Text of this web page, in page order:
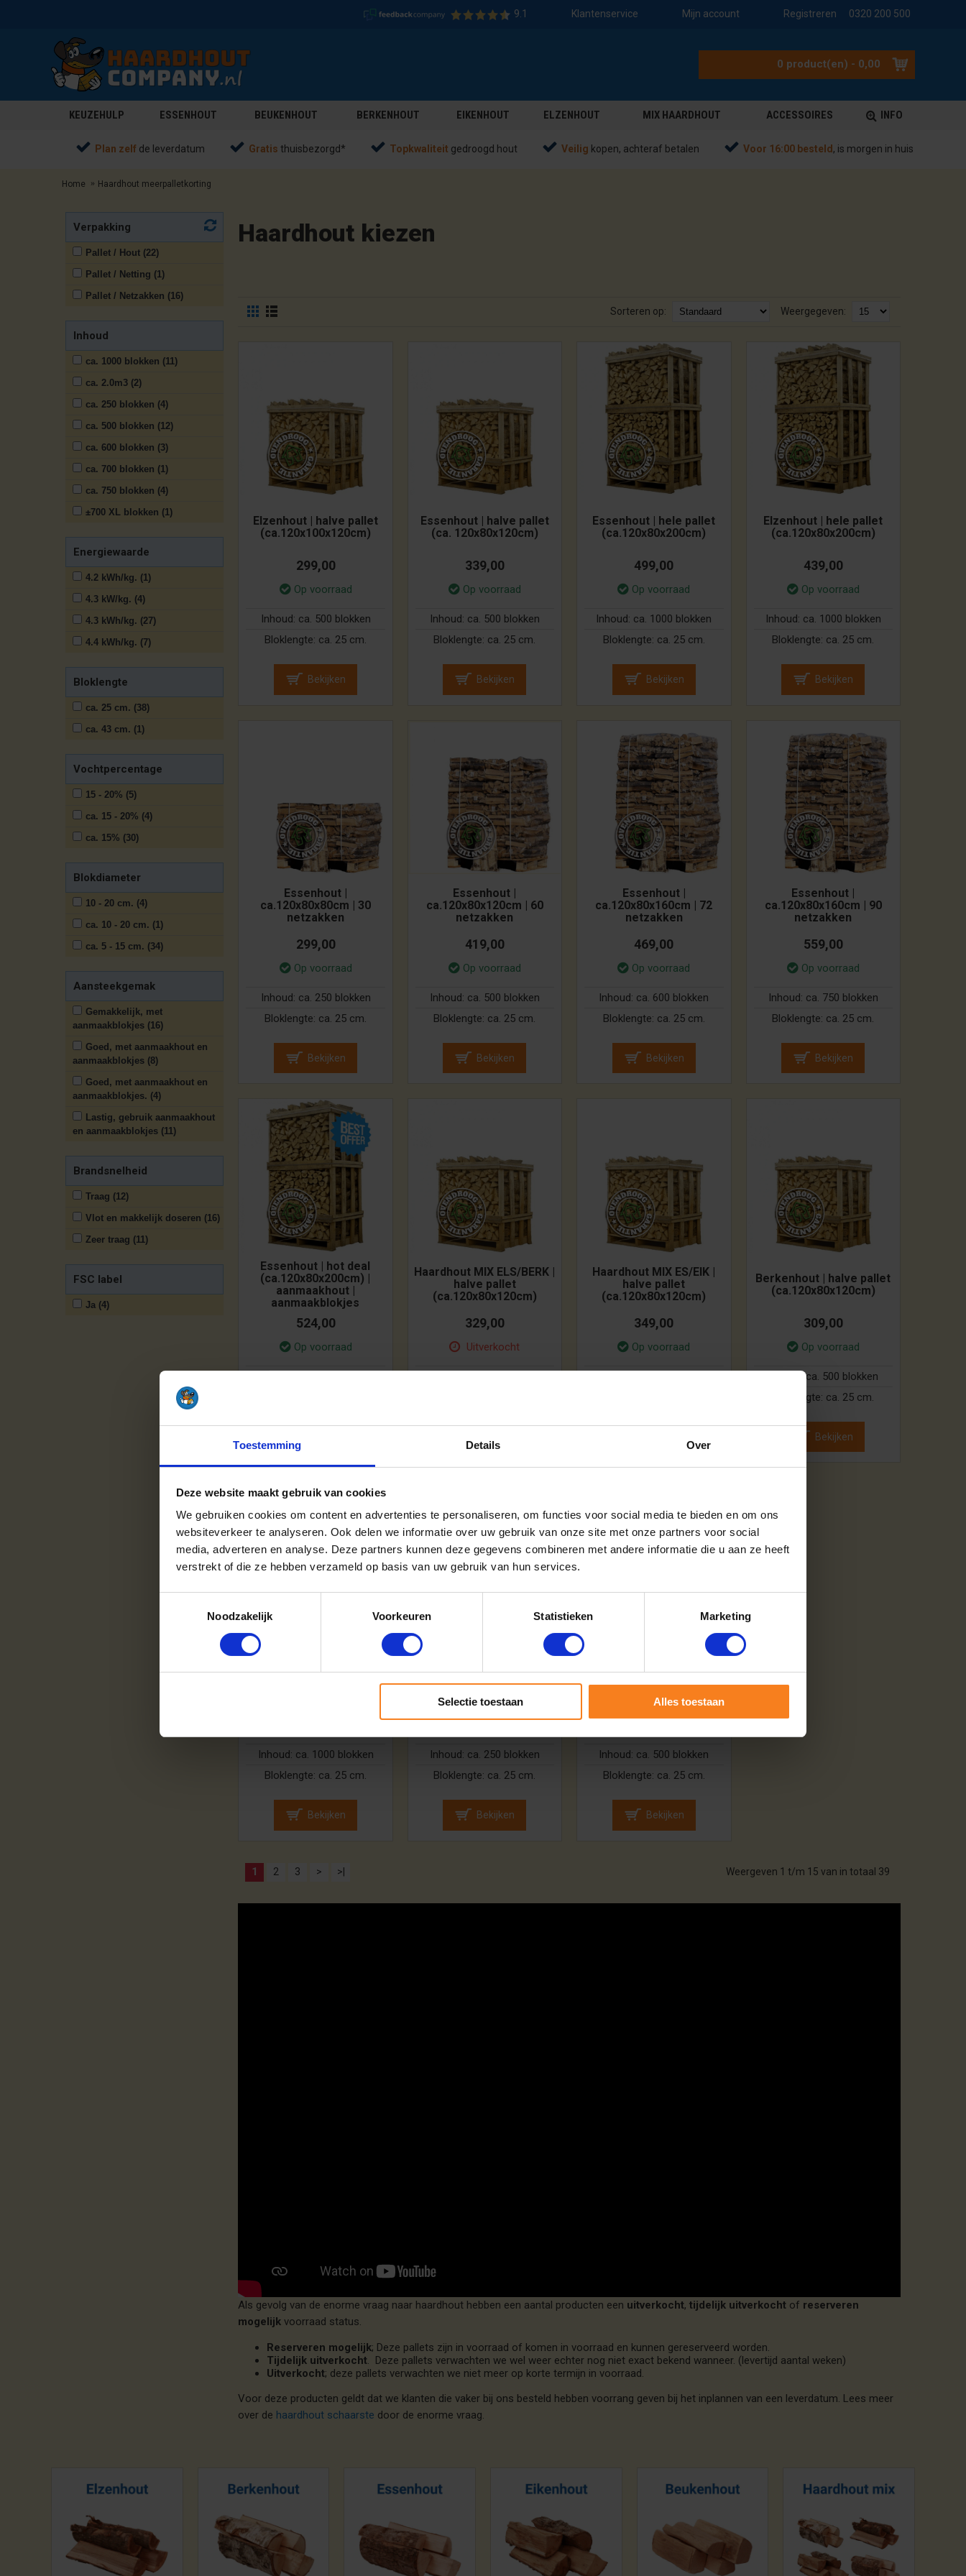
Toestemming Details Over
Deze website maakt gebruik van cookies
We gebruiken cookies om content en advertenties te personaliseren, om functies voor social media te bieden en om ons
websiteverkeer te analyseren. Ook delen we informatie over uw gebruik van onze site met onze partners voor social
media, adverteren en analyse. Deze partners kunnen deze gegevens combineren met andere informatie die u aan ze heeft
verstrekt of die ze hebben verzameld op basis van uw gebruik van hun services.
Noodzakelijk
Voorkeuren Statistieken Marketing
Selectie toestaan Alles toestaan
9.1 Klantenservice Mijn account Registreren 0320 200 500
0 product(en) - 0,00
KEUZEHULP ESSENHOUT BEUKENHOUT BERKENHOUT EIKENHOUT ELZENHOUT MIX HAARDHOUT ACCESSOIRES INFO
Plan zelf de leverdatum Gratis thuisbezorgd* Topkwaliteit gedroogd hout Veilig kopen, achteraf betalen Voor 16:00 besteld , is morgen in huis
Home Haardhout meerpalletkorting
Verpakking
Pallet / Hout (22)
Pallet / Netting (1)
Pallet / Netzakken (16)
Inhoud
ca. 1000 blokken (11)
ca. 2.0m3 (2)
ca. 250 blokken (4)
ca. 500 blokken (12)
ca. 600 blokken (3)
ca. 700 blokken (1)
ca. 750 blokken (4)
±700 XL blokken (1)
Energiewaarde
4.2 kWh/kg. (1)
4.3 kW/kg. (4)
4.3 kWh/kg. (27)
4.4 kWh/kg. (7)
Bloklengte
ca. 25 cm. (38)
ca. 43 cm. (1)
Vochtpercentage
15 - 20% (5)
ca. 15 - 20% (4)
ca. 15% (30)
Blokdiameter
10 - 20 cm. (4)
ca. 10 - 20 cm. (1)
ca. 5 - 15 cm. (34)
Aansteekgemak
Gemakkelijk, met
aanmaakblokjes (16)
Goed, met aanmaakhout en
aanmaakblokjes (8)
Goed, met aanmaakhout en
aanmaakblokjes. (4)
Lastig, gebruik aanmaakhout
en aanmaakblokjes (11)
Brandsnelheid
Traag (12)
Vlot en makkelijk doseren (16)
Zeer traag (11)
FSC label
Ja (4)
Haardhout kiezen
Weergegeven:
Sorteren op:
Elzenhout | halve pallet
(ca.120x100x120cm)
299,00
Op voorraad
Inhoud: ca. 500 blokken
Bloklengte: ca. 25 cm.
Bekijken
Essenhout | halve pallet
(ca. 120x80x120cm)
339,00
Op voorraad
Inhoud: ca. 500 blokken
Bloklengte: ca. 25 cm.
Bekijken
Essenhout | hele pallet
(ca.120x80x200cm)
499,00
Op voorraad
Inhoud: ca. 1000 blokken
Bloklengte: ca. 25 cm.
Bekijken
Elzenhout | hele pallet
(ca.120x80x200cm)
439,00
Op voorraad
Inhoud: ca. 1000 blokken
Bloklengte: ca. 25 cm.
Bekijken
Essenhout |
ca.120x80x80cm | 30
netzakken
299,00
Op voorraad
Inhoud: ca. 250 blokken
Bloklengte: ca. 25 cm.
Bekijken
Essenhout |
ca.120x80x120cm | 60
netzakken
419,00
Op voorraad
Inhoud: ca. 500 blokken
Bloklengte: ca. 25 cm.
Bekijken
Essenhout |
ca.120x80x160cm | 72
netzakken
469,00
Op voorraad
Inhoud: ca. 600 blokken
Bloklengte: ca. 25 cm.
Bekijken
Essenhout |
ca.120x80x160cm | 90
netzakken
559,00
Op voorraad
Inhoud: ca. 750 blokken
Bloklengte: ca. 25 cm.
Bekijken
Essenhout | hot deal
(ca.120x80x200cm) |
aanmaakhout |
aanmaakblokjes
524,00
Op voorraad
Haardhout MIX ELS/BERK |
halve pallet
(ca.120x80x120cm)
329,00
Uitverkocht
Haardhout MIX ES/EIK |
halve pallet
(ca.120x80x120cm)
349,00
Op voorraad
Berkenhout | halve pallet
(ca.120x80x120cm)
309,00
Op voorraad
Inhoud:ca. 500 blokken
Bloklengte: ca. 25 cm.
Bekijken
Berkenhout | hele pallet
(ca.120x80x200cm)
Inhoud: ca. 1000 blokken
Bloklengte: ca. 25 cm.
Bekijken
netzakken
279,00
Inhoud: ca. 250 blokken
Bloklengte: ca. 25 cm.
Bekijken
netzakken
399,00
Inhoud: ca. 500 blokken
Bloklengte: ca. 25 cm.
Bekijken
1 2 3 > >| Weergeven 1 t/m 15 van in totaal 39
Als gevolg van de enorme vraag naar haardhout hebben een aantal producten een uitverkocht, tijdelijk uitverkocht of reserveren
mogelijkvoorraad status.
Reserveren mogelijk; Deze pallets zijn in voorraad of komen in voorraad en kunnen gereserveerd worden.
Tijdelijk uitverkocht. Deze pallets verwachten we wel weer echter nog niet exact bekend wanneer. (levertijd aantal weken)
Uitverkocht; deze pallets verwachten we niet meer op korte termijn in voorraad.
Voor deze producten geldt dat we klanten die vaker bij ons besteld hebben voorrang geven bij het inplannen van een leverdatum. Lees meer
over de haardhout schaarste door de enorme vraag.